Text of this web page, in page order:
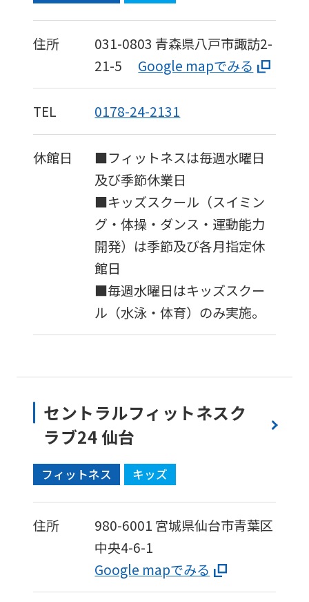
住所 031-0803 青森県八戸市諏訪2-
21-5
Google mapでみる
TEL 0178-24-2131
休館日
■フィットネスは毎週水曜日
及び季節休業日
■キッズスクール（スイミン
グ・体操・ダンス・運動能力
開発）は季節及び各月指定休
館日
■毎週水曜日はキッズスクー
ル（水泳・体育）のみ実施。
セントラルフィットネスク
ラブ24 仙台
フィットネス キッズ
住所 980-6001 宮城県仙台市青葉区
中央4-6-1
Google mapでみる